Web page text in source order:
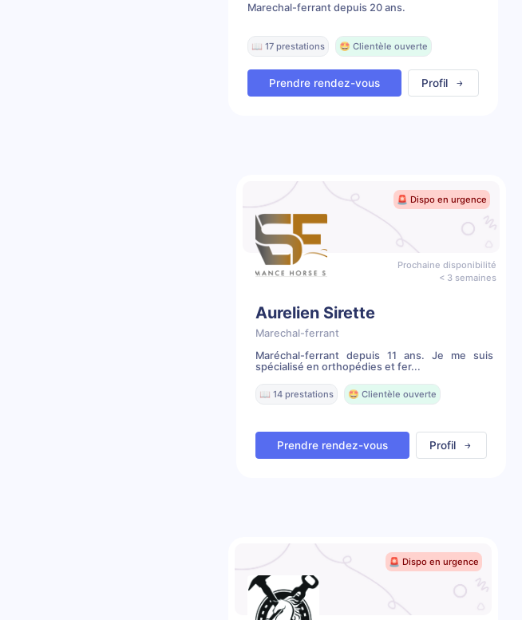
Marechal-ferrant depuis 20 ans.
📖 17 prestations 🤩 Clientèle ouverte
Prendre rendez-vous Profil
🚨 Dispo en urgence
Prochaine disponibilité
< 3 semaines
Aurelien Sirette
Marechal-ferrant
Maréchal-ferrant depuis 11 ans. Je me suis
spécialisé en orthopédies et fer...
📖 14 prestations 🤩 Clientèle ouverte
Prendre rendez-vous Profil
🚨 Dispo en urgence